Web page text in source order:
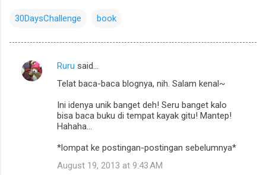
30DaysChallenge book
C
Ruru said…
Telat baca-baca blognya, nih. Salam kenal~
Ini idenya unik banget deh! Seru banget kalo
bisa baca buku di tempat kayak gitu! Mantep!
Hahaha...
*lompat ke postingan-postingan sebelumnya*
August 19, 2013 at 9:43 AM